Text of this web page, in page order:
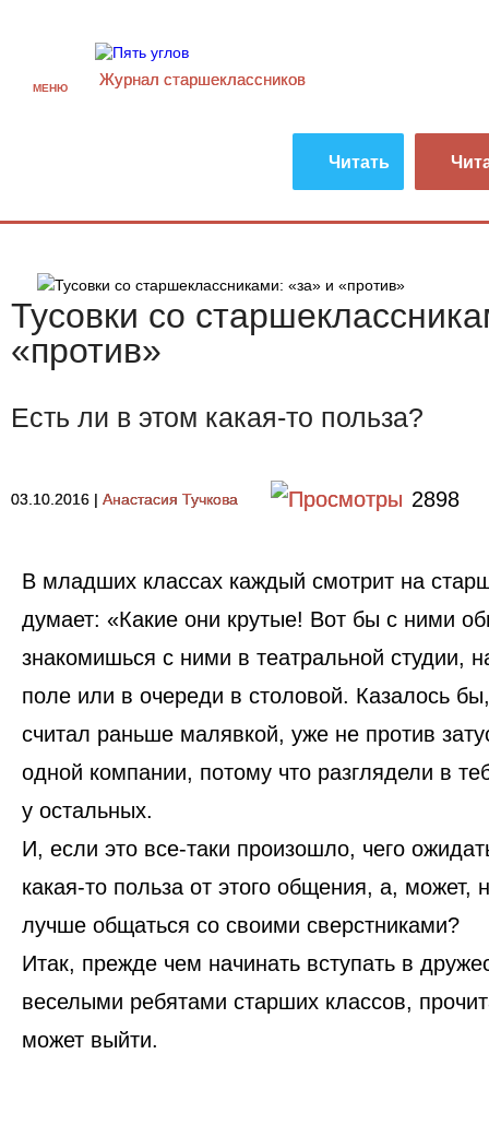
МЕНЮ Журнал старшекласcников
Читать
Тусовки со
«против»
Есть ли в этом какая-то польза?
03.10.2016 | Анастасия Тучкова 2898
В младших классах каждый смотрит на
думает: «Какие они крутые! Вот бы с ними
знакомишься с ними в театральной студии,
поле или в очереди в столовой. Казалось
считал раньше малявкой, уже не против
одной компании, потому что разглядели в
у остальных.
И, если это все-таки произошло, чего
какая-то польза от этого общения, а, может,
лучше общаться со своими сверстниками?
Итак, прежде чем начинать вступать в
веселыми ребятами старших классов,
может выйти.